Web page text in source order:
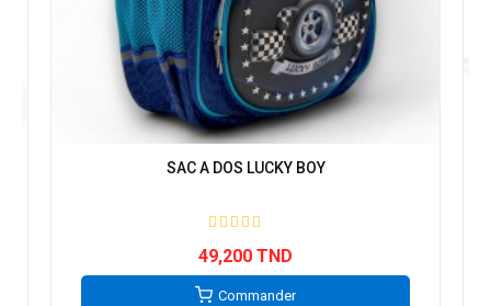
SAC A DOS LUCKY BOY
49,200 TND
Commander